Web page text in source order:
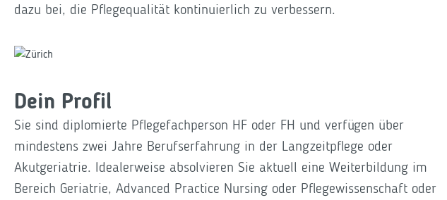
dazu bei, die Pflegequalität kontinuierlich zu verbessern.
Dein Profil
Sie sind diplomierte Pflegefachperson HF oder FH und verfügen über
mindestens zwei Jahre Berufserfahrung in der Langzeitpflege oder
Akutgeriatrie. Idealerweise absolvieren Sie aktuell eine Weiterbildung im
Bereich Geriatrie, Advanced Practice Nursing oder Pflegewissenschaft oder